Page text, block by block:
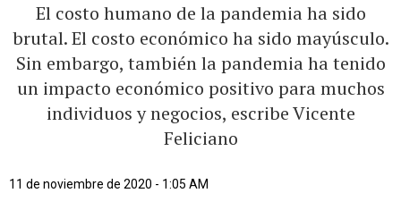
El costo humano de la pandemia ha sido
brutal. El costo económico ha sido mayúsculo.
Sin embargo, también la pandemia ha tenido
un impacto económico positivo para muchos
individuos y negocios, escribe Vicente
Feliciano
11 de noviembre de 2020 - 1:05 AM